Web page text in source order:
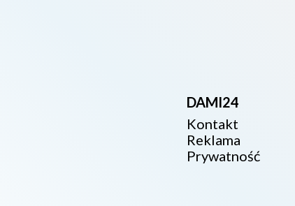
DAMI24
Kontakt
Reklama
Prywatność